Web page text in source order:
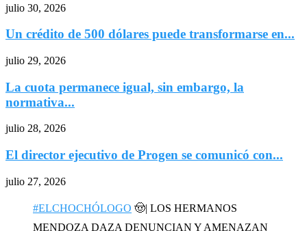
julio 30, 2026
Un crédito de 500 dólares puede transformarse en...
julio 29, 2026
La cuota permanece igual, sin embargo, la
normativa...
julio 28, 2026
El director ejecutivo de Progen se comunicó con...
julio 27, 2026
#ELCHOCHÓLOGO 🤠| LOS HERMANOS
MENDOZA DAZA DENUNCIAN Y AMENAZAN